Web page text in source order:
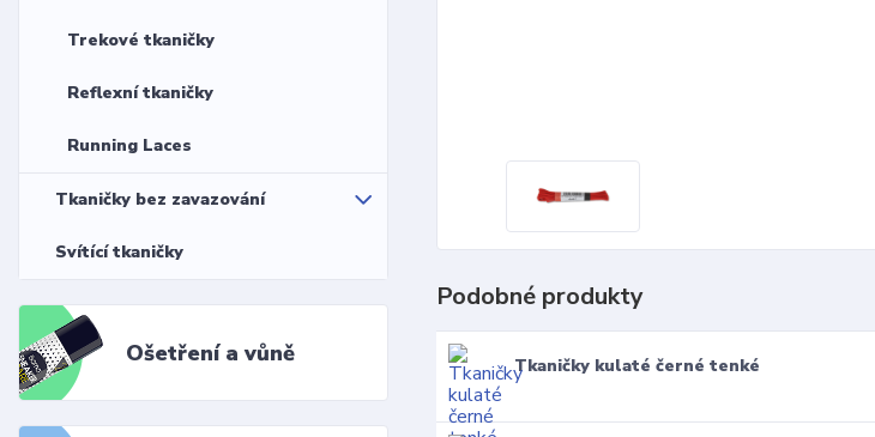
Trekové tkaničky
Reflexní tkaničky
Running Laces
Tkaničky bez zavazování
Svítící tkaničky
Ošetření a vůně
Podobné produkty
Tkaničky kulaté černé tenké